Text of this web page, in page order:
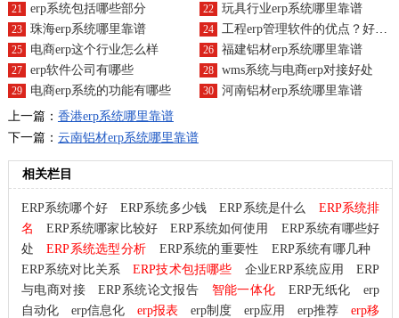
21 erp系统包括哪些部分 22 玩具行业erp系统哪里靠谱
23 珠海erp系统哪里靠谱 24 工程erp管理软件的优点？好处？
25 电商erp这个行业怎么样 26 福建铝材erp系统哪里靠谱
27 erp软件公司有哪些 28 wms系统与电商erp对接好处
29 电商erp系统的功能有哪些 30
河南铝材erp系统哪里靠谱
上一篇： 香港erp系统哪里靠谱
下一篇： 云南铝材erp系统哪里靠谱
相关栏目
ERP系统哪个好 ERP系统多少钱 ERP系统是什么
ERP系统排
名
ERP系统哪家比较好 ERP系统如何使用
ERP系统有哪些好
处
ERP系统选型分析 ERP系统的重要性
ERP系统有哪几种
ERP系统对比关系
ERP技术包括哪些 企业ERP系统应用
ERP
与电商对接
ERP系统论文报告 智能一体化 ERP无纸化
erp
自动化
erp信息化 erp报表 erp制度 erp应用 erp推荐
erp移